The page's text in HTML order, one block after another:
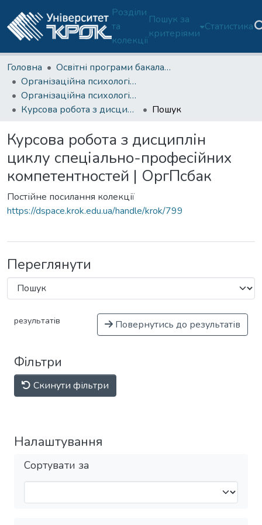
Розділи
та
колекції
Пошук за
критеріями
Статистика
Головна
Освітні програми бакалаврату
Організаційна психологія (ОП 053/C4-Б)
Організаційна психологія (ОП 053-Б)-3 курс
Курсова робота з дисциплін циклу спеціально-професійних компетентностей | ОргПсбак
Пошук
Курсова робота з дисциплін
циклу спеціально-професійних
компетентностей | ОргПсбак
Постійне посилання колекції
https://dspace.krok.edu.ua/handle/krok/799
Переглянути
результатів Повернутись до результатів
Фільтри
Скинути фільтри
Налаштування
Сортувати за